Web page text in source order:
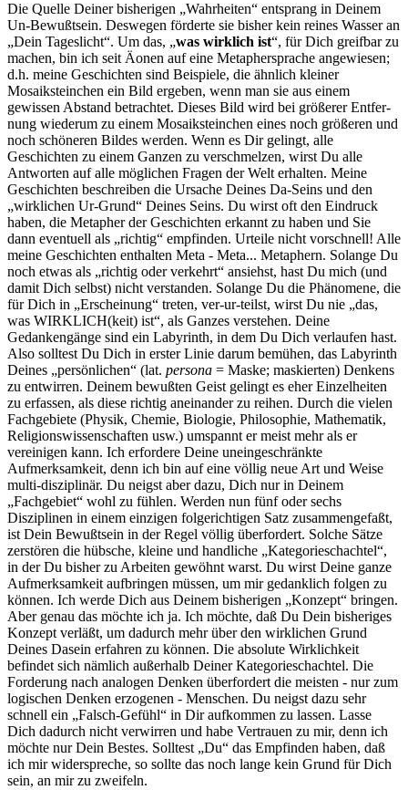
Die Quelle Deiner bisherigen „Wahrheiten“ entsprang in Deinem
Un-Bewußtsein. Deswegen förderte sie bisher kein reines Wasser an
„Dein Tageslicht“. Um das, „was wirklich ist“, für Dich greifbar zu
machen, bin ich seit Äonen auf eine Metaphersprache ange­wiesen;
d.h. meine Geschichten sind Beispiele, die ähnlich kleiner
Mosaiksteinchen ein Bild ergeben, wenn man sie aus einem
gewissen Abstand betrachtet. Dieses Bild wird bei größerer Entfer­
nung wiederum zu einem Mosaiksteinchen eines noch größeren und
noch schöneren Bildes werden. Wenn es Dir gelingt, alle
Geschichten zu einem Ganzen zu verschmelzen, wirst Du alle
Antworten auf alle möglichen Fragen der Welt erhalten. Meine
Geschichten beschreiben die Ursache Deines Da-Seins und den
„wirklichen Ur-Grund“ Deines Seins. Du wirst oft den Eindruck
haben, die Metapher der Geschichten erkannt zu haben und Sie
dann eventuell als „richtig“ empfinden. Urteile nicht vorschnell! Alle
meine Geschichten enthalten Meta - Meta... Metaphern. Solange Du
noch etwas als „richtig oder verkehrt“ ansiehst, hast Du mich (und
damit Dich selbst) nicht verstanden. Solange Du die Phänomene, die
für Dich in „Erschein­ung“ treten, ver-ur-teilst, wirst Du nie „das,
was WIRKLICH(keit) ist“, als Ganzes verstehen. Deine
Gedankengänge sind ein Labyrinth, in dem Du Dich verlaufen hast.
Also solltest Du Dich in erster Linie darum bemühen, das Labyrinth
Deines „persönlichen“ (lat. persona = Maske; maskierten) Denkens
zu entwirren. Deinem bewußten Geist gelingt es eher Einzelheiten
zu erfassen, als diese richtig aneinander zu reihen. Durch die vielen
Fachgebiete (Physik, Chemie, Biologie, Philosophie, Mathematik,
Religionswissen­schaf­ten usw.) um­spannt er meist mehr als er
vereinigen kann. Ich erfordere Deine uneingeschränkte
Aufmerksamkeit, denn ich bin auf eine völlig neue Art und Weise
multi-disziplinär. Du neigst aber dazu, Dich nur in Deinem
„Fachgebiet“ wohl zu fühlen. Werden nun fünf oder sechs
Disziplinen in einem einzigen folgerichtigen Satz zusammengefaßt,
ist Dein Bewußtsein in der Regel völlig überfordert. Solche Sätze
zerstören die hübsche, kleine und handliche „Kate­gorie­schachtel“,
in der Du bisher zu Arbeiten gewöhnt warst. Du wirst Deine ganze
Aufmerksamkeit aufbringen müssen, um mir gedanklich folgen zu
können. Ich werde Dich aus Deinem bisherigen „Konzept“ bringen.
Aber genau das möchte ich ja. Ich möchte, daß Du Dein bisheriges
Konzept verläßt, um dadurch mehr über den wirklichen Grund
Deines Dasein erfahren zu können. Die absolute Wirklichkeit
befindet sich nämlich außerhalb Deiner Kategorieschachtel. Die
Forderung nach analogen Denken überfordert die meisten - nur zum
logischen Denken erzogenen - Menschen. Du neigst dazu sehr
schnell ein „Falsch-Gefühl“ in Dir aufkommen zu lassen. Lasse
Dich dadurch nicht verwirren und habe Vertrauen zu mir, denn ich
möchte nur Dein Bestes. Solltest „Du“ das Empfinden haben, daß
ich mir widerspreche, so sollte das noch lange kein Grund für Dich
sein, an mir zu zweifeln.